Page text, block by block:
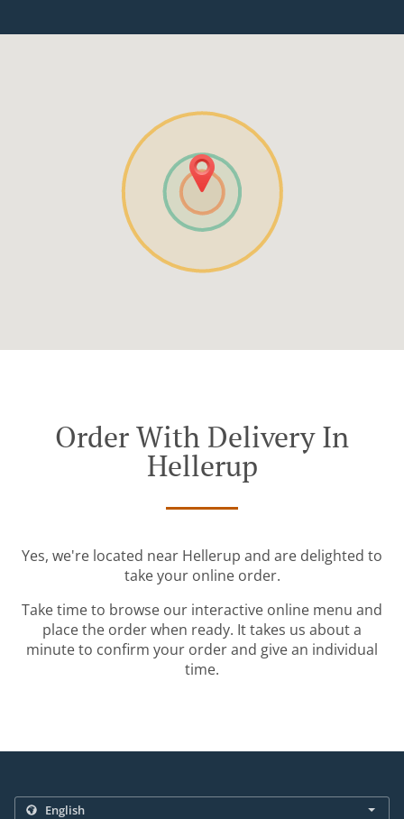
Order With Delivery In
Hellerup
Yes, we're located near Hellerup and are delighted to
take your online order.
Take time to browse our interactive online menu and
place the order when ready. It takes us about a
minute to confirm your order and give an individual
time.